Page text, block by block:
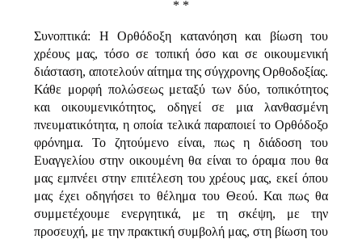
* *
Συνοπτικά: Η Ορθόδοξη κατανόηση και βίωση του
χρέους μας, τόσο σε τοπική όσο και σε οικουμενική
διάσταση, αποτελούν αίτημα της σύγχρονης Ορθοδοξίας.
Κάθε μορφή πολώσεως μεταξύ των δύο, τοπικότητος
και οικουμενικότητος, οδηγεί σε μια λανθασμένη
πνευματικότητα, η οποία τελικά παραποιεί το Ορθόδοξο
φρόνημα. Το ζητούμενο είναι, πως η διάδοση του
Ευαγγελίου στην οικουμένη θα είναι το όραμα που θα
μας εμπνέει στην επιτέλεση του χρέους μας, εκεί όπου
μας έχει οδηγήσει το θέλημα του Θεού. Και πως θα
συμμετέχουμε ενεργητικά, με τη σκέψη, με την
προσευχή, με την πρακτική συμβολή μας, στη βίωση του